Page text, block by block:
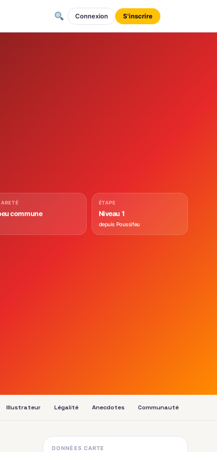
Connexion S'inscrire
commune
ÉTAPE
Niveau 1
depuis Poussifeu
Illustrateur Légalité Anecdotes Communauté
DONNÉES CARTE